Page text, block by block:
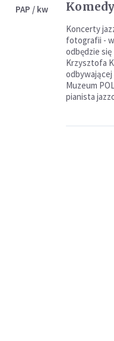
PAP / kw
Komedy
Koncerty
fotografii -
odbędzie
Krzysztofa
odbywającej
Muzeum
pianista